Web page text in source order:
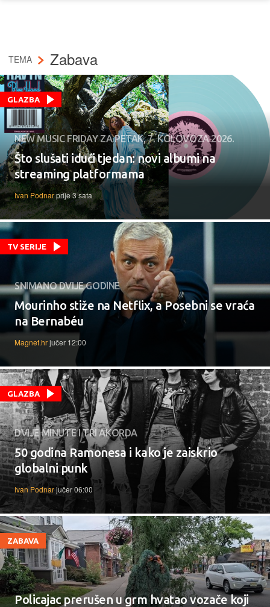
TEMA Zabava
GLAZBA
NEW MUSIC FRIDAY ZA PETAK, 7. KOLOVOZA 2026.
Što slušati idući tjedan: novi albumi na
streaming platformama
Ivan Podnarprije 3 sata
TV SERIJE
SNIMANO DVIJE GODINE
Mourinho stiže na Netflix, a Posebni se vraća
na Bernabéu
Magnet.hrjučer 12:00
GLAZBA
DVIJE MINUTE I TRI AKORDA
50 godina Ramonesa i kako je zaiskrio
globalni punk
Ivan Podnarjučer 06:00
ZABAVA
Policajac prerušen u grm hvatao vozače koji